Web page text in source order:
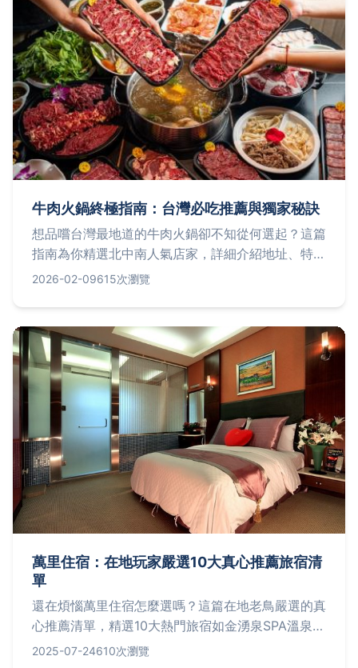
牛肉火鍋終極指南：台灣必吃推薦與獨家秘訣
想品嚐台灣最地道的牛肉火鍋卻不知從何選起？這篇
指南為你精選北中南人氣店家，詳細介紹地址、特色
菜與價格，並分享在家也能煮出專業級牛肉火鍋的獨
見疑問如「牛肉要涮多久才嫩？」讓你吃得聰明又滿
足。
2026-02-09615次瀏覽
萬里住宿：在地玩家嚴選10大真心推薦旅宿清
單
還在煩惱萬里住宿怎麼選嗎？這篇在地老鳥嚴選的真
心推薦清單，精選10大熱門旅宿如金湧泉SPA溫泉會
館、白宮行館超夯海景房、陽明山天籟親子設施豐富
2025-07-24610次瀏覽